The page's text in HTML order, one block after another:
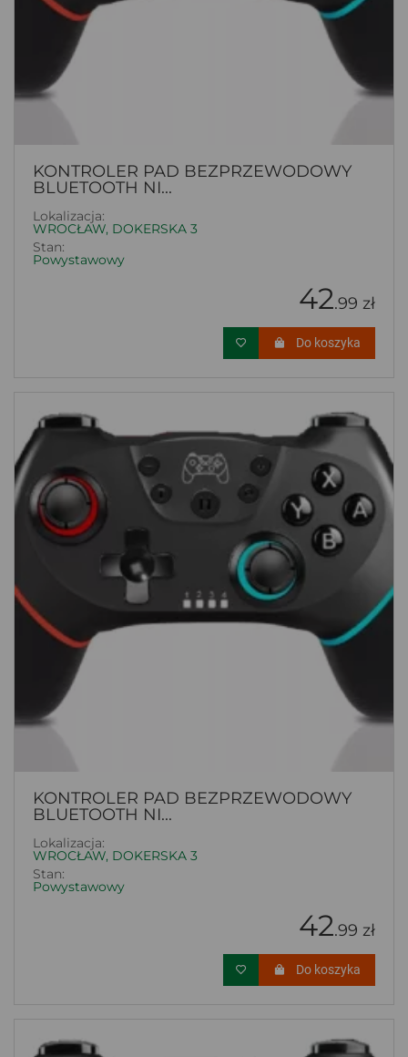
KONTROLER PAD BEZPRZEWODOWY
BLUETOOTH NI...
Lokalizacja:
WROCŁAW, DOKERSKA 3
Stan:
Powystawowy
42.99 zł
Do koszyka
KONTROLER PAD BEZPRZEWODOWY
BLUETOOTH NI...
Lokalizacja:
WROCŁAW, DOKERSKA 3
Stan:
Powystawowy
42.99 zł
Do koszyka